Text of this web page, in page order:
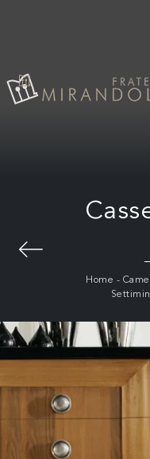
Home -